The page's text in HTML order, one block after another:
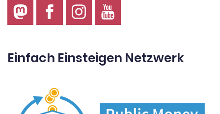
Einfach Einsteigen Netzwerk